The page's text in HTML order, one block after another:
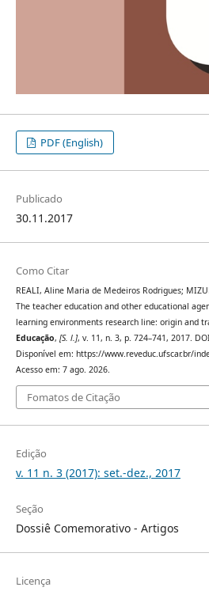
PDF (English)
Publicado
30.11.2017
Como Citar
REALI, Aline Maria de Medeiros Rodrigues;
The teacher education and other educational
learning environments research line: origin and
Educação, [S. l.], v. 11, n. 3, p. 724–741, 2017.
Disponível em: https://www.reveduc.ufscar.br/
Acesso em: 7 ago. 2026.
Fomatos de Citação
Edição
v. 11 n. 3 (2017): set.-dez., 2017
Seção
Dossiê Comemorativo - Artigos
Licença